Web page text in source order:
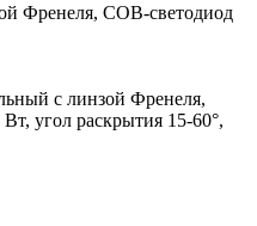
Френеля, COB-светодиод
с линзой Френеля,
угол раскрытия 15-60°,